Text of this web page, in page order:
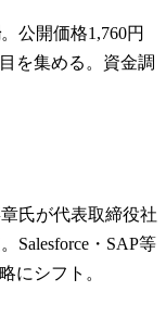
。公開価格1,760円
を集める。資金調
氏が代表取締役社
Salesforce・SAP等
にシフト。